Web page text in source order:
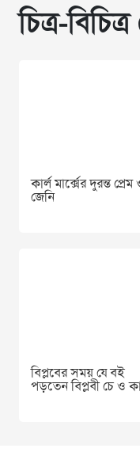
চিত্র-
কার্ল মার্ক্সের দুরন্ত প্রেম
জেনি
বিপ্লবের সময় যে বই
পড়তেন বিপ্লবী চে ও